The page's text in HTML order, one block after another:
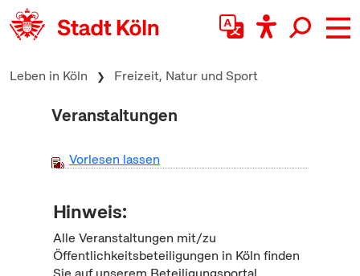
zum Inhalt springen
Leben in Köln Freizeit, Natur und Sport
Veranstaltungen
Vorlesen lassen
Hinweis:
Alle Veranstaltungen mit/zu
Öffentlichkeitsbeteiligungen in Köln finden